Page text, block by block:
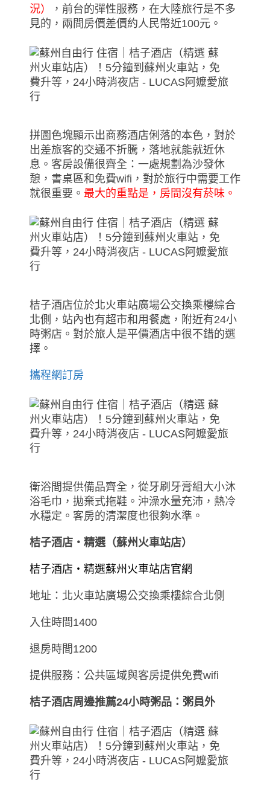
況）
，前台的彈性服務，在大陸旅行是不多
見的，兩間房價差價約人民幣近100元。
拼圖色塊顯示出商務酒店俐落的本色，對於
出差旅客的交通不折騰，落地就能就近休
息。客房設備很齊全：一處規劃為沙發休
憩，書桌區和免費wifi，對於旅行中需要工作
就很重要。 最大的重點是，房間沒有菸味。
桔子酒店位於北火車站廣場公交換乘樓綜合
北側，站內也有超市和用餐處，附近有24小
時粥店。對於旅人是平價酒店中很不錯的選
擇。
攜程網訂房
衛浴間提供備品齊全，從牙刷牙膏組大小沐
浴毛巾，拋棄式拖鞋。沖澡水量充沛，熱冷
水穩定。客房的清潔度也很夠水準。
桔子酒店‧精選（蘇州火車站店）
桔子酒店‧精選蘇州火車站店官網
地址：北火車站廣場公交換乘樓綜合北側
入住時間1400
退房時間1200
提供服務：公共區域與客房提供免費wifi
桔子酒店周邊推薦24小時粥品：粥員外